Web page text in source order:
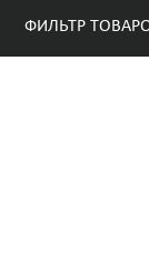
ФИЛЬТР